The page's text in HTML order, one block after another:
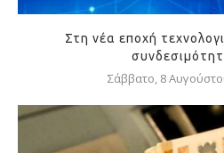
Στη νέα εποχή
Σάββατο, 8